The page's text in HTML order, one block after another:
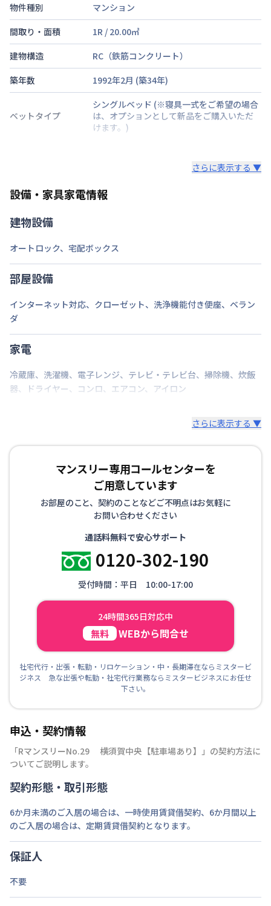
物件種別
マンション
間取り・面積
1R / 20.00㎡
建物構造
RC（鉄筋コンクリート）
築年数
1992年2月 (築34年)
ベットタイプ
シングルベッド (※寝具一式をご希望の場合
は、オプションとして新品をご購入いただ
けます。)
部屋の向き
南東
禁煙・喫煙
京浜急行電鉄本線
駐車場
敷地内駐車場
情報更新日 2026年7月26日
さらに表示する ▼
設備・家具家電情報
建物設備
オートロック、 宅配ボックス
部屋設備
インターネット対応、 クローゼット、 洗浄機能付き便座、 ベラン
ダ
家電
冷蔵庫、 洗濯機、 電子レンジ、 テレビ・テレビ台、 掃除機、 炊飯
器、 ドライヤー、 コンロ、 エアコン、 アイロン
さらに表示する ▼
マンスリー専用コールセンターを
ご用意しています
お部屋のこと、契約のことなどご不明点はお気軽に
お問い合わせください
通話料無料で安心サポート
0120-302-190
受付時間：平日 10:00-17:00
24時間365日対応中
無料 WEBから問合せ
社宅代行・出張・転勤・リロケーション・中・長期滞在ならミスタービ
ジネス 急な出張や転勤・社宅代行業務ならミスタービジネスにお任せ
下さい。
申込・契約情報
「RマンスリーNo.29 横須賀中央【駐車場あり】
」の契約方法に
ついてご説明します。
契約形態・取引形態
6か月未満のご入居の場合は、一時使用賃貸借契約、6か月間以上
のご入居の場合は、定期賃貸借契約となります。
保証人
不要